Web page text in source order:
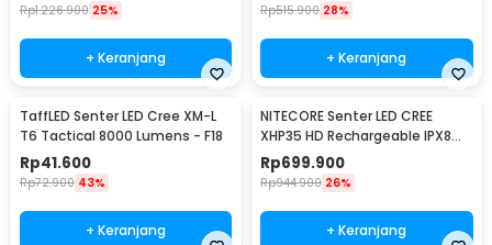
Rp1.226.900 25%
+ Keranjang
Rp515.900 28%
+ Keranjang
TaffLED Senter LED Cree XM-L
T6 Tactical 8000 Lumens - F18
Rp41.600
Rp72.900 43%
+ Keranjang
NITECORE Senter LED CREE
XHP35 HD Rechargeable IPX8
1800 Lumens - MH23
Rp699.900
Rp944.900 26%
+ Keranjang